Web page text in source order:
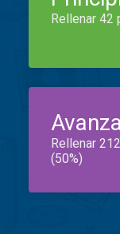
Rellenar 42
Rellenar
(50%)